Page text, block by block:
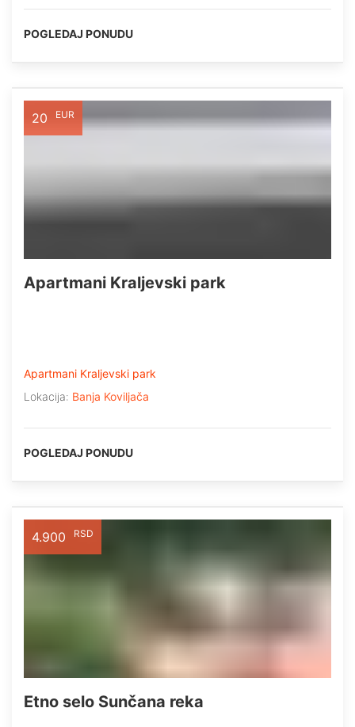
POGLEDAJ PONUDU
20 EUR
Apartmani Kraljevski park
Apartmani Kraljevski park
Lokacija: Banja Koviljača
POGLEDAJ PONUDU
4.900 RSD
Etno selo Sunčana reka